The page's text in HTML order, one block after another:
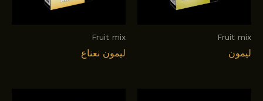
Fruit mix
ليمون
Fruit mix
ليمون نعناع